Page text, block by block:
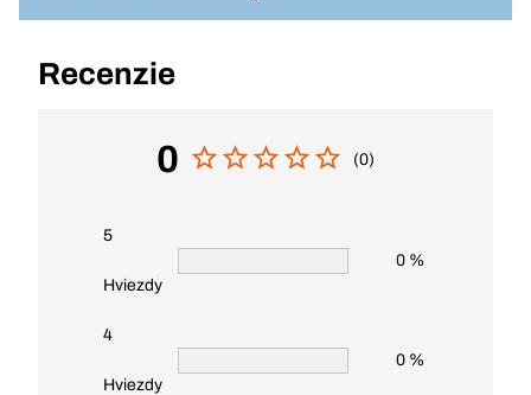
Recenzie
0 (0)
5
Hviezdy
0 %
4
Hviezdy
0 %